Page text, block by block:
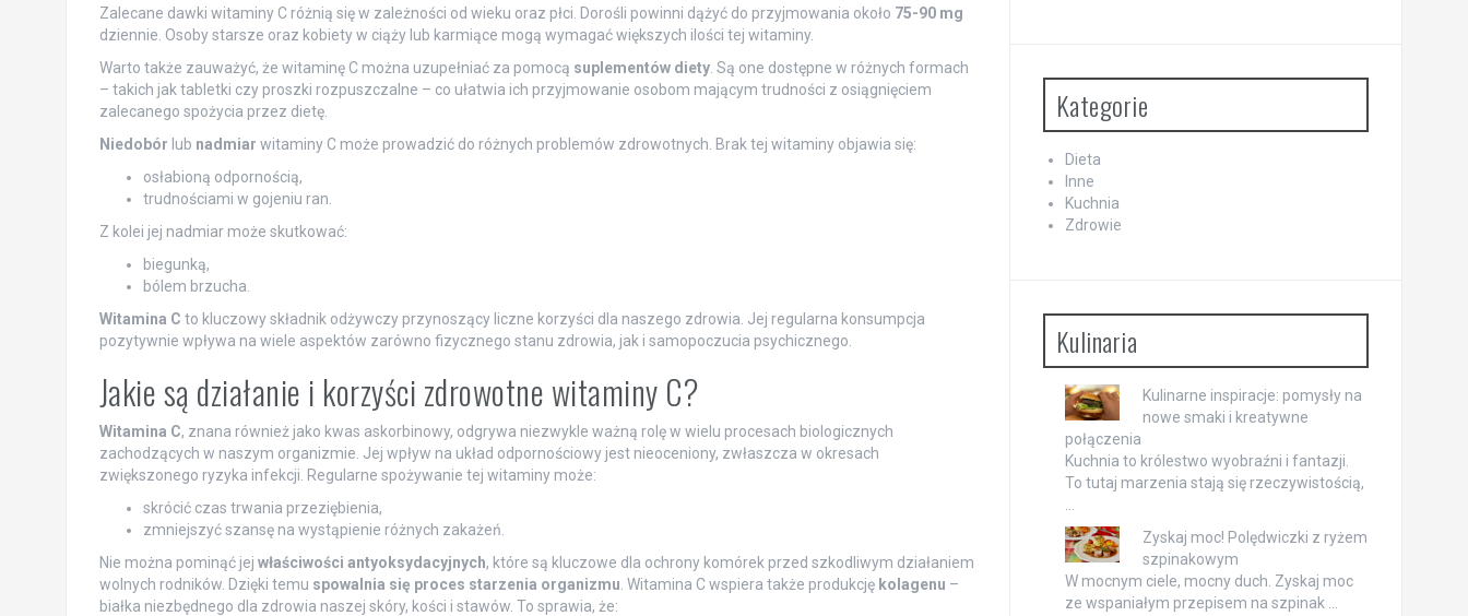
Zalecane dawki witaminy C różnią się w zależności od wieku oraz płci. Dorośli powinni dążyć do przyjmowania około 75-90 mg
dziennie. Osoby starsze oraz kobiety w ciąży lub karmiące mogą wymagać większych ilości tej witaminy.
Warto także zauważyć, że witaminę C można uzupełniać za pomocą suplementów diety. Są one dostępne w różnych formach
– takich jak tabletki czy proszki rozpuszczalne – co ułatwia ich przyjmowanie osobom mającym trudności z osiągnięciem
zalecanego spożycia przez dietę.
Niedobór lub nadmiar witaminy C może prowadzić do różnych problemów zdrowotnych. Brak tej witaminy objawia się:
osłabioną odpornością,
trudnościami w gojeniu ran.
Z kolei jej nadmiar może skutkować:
biegunką,
bólem brzucha.
Witamina C to kluczowy składnik odżywczy przynoszący liczne korzyści dla naszego zdrowia. Jej regularna konsumpcja
pozytywnie wpływa na wiele aspektów zarówno fizycznego stanu zdrowia, jak i samopoczucia psychicznego.
Jakie są działanie i korzyści zdrowotne witaminy C?
Witamina C, znana również jako kwas askorbinowy, odgrywa niezwykle ważną rolę w wielu procesach biologicznych
zachodzących w naszym organizmie. Jej wpływ na układ odpornościowy jest nieoceniony, zwłaszcza w okresach
zwiększonego ryzyka infekcji. Regularne spożywanie tej witaminy może:
skrócić czas trwania przeziębienia,
zmniejszyć szansę na wystąpienie różnych zakażeń.
Nie można pominąć jej właściwości antyoksydacyjnych, które są kluczowe dla ochrony komórek przed szkodliwym działaniem
wolnych rodników. Dzięki temu spowalnia się proces starzenia organizmu . Witamina C wspiera także produkcję kolagenu –
białka niezbędnego dla zdrowia naszej skóry, kości i stawów. To sprawia, że:
Kategorie
Dieta
Inne
Kuchnia
Zdrowie
Kulinaria
Kulinarne inspiracje: pomysły na
nowe smaki i kreatywne
połączenia
Kuchnia to królestwo wyobraźni i fantazji.
To tutaj marzenia stają się rzeczywistością,
Zyskaj moc! Polędwiczki z ryżem
szpinakowym
W mocnym ciele, mocny duch. Zyskaj moc
ze wspaniałym przepisem na szpinak …